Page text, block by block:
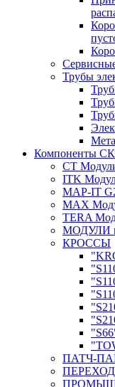
Трубы
Компоненты
CT
ITK
MAP-IT
MAX
TERA
МОДУЛИ и
КРОССЫ
ПАТЧ-